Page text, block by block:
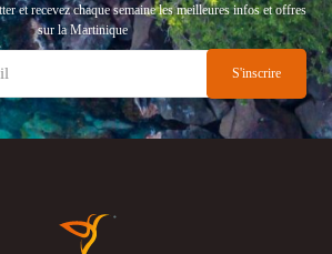
et recevez chaque semaine les meilleures infos et offres
sur la Martinique